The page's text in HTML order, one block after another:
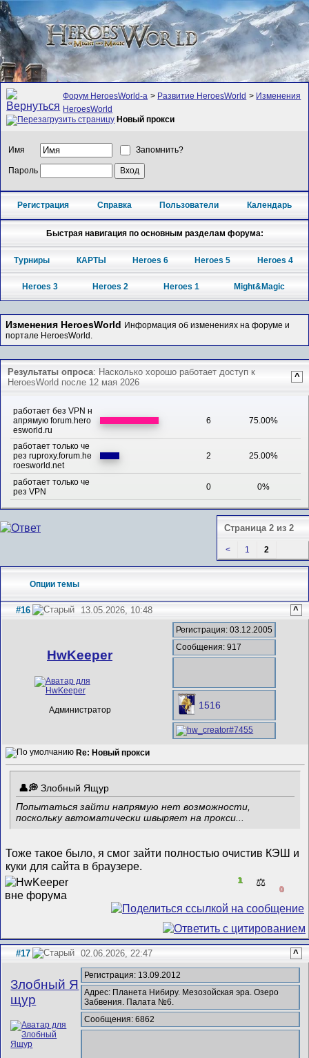
Форум HeroesWorld-а > Развитие HeroesWorld > Изменения
HeroesWorld
Новый прокси
Имя Запомнить?
Пароль
Регистрация Справка Пользователи Календарь
Быстрая навигация по основным разделам форума:
Турниры КАРТЫ Heroes 6 Heroes 5 Heroes 4
Heroes 3 Heroes 2 Heroes 1 Might&Magic
Изменения HeroesWorld Информация об изменениях на форуме и
портале HeroesWorld.
Результаты опроса: Насколько хорошо работает доступ к
HeroesWorld после 12 мая 2026
^
работает без VPN н
апрямую forum.hero
esworld.ru
6 75.00%
работает только че
рез ruproxy.forum.he
roesworld.net
2 25.00%
работает только че
рез VPN
0 0%
Страница 2 из 2
< 1 2
Опции темы
#16 13.05.2026, 10:48 ^
HwKeeper
Администратор
Регистрация: 03.12.2005
Сообщения: 917
1516
Re: Новый прокси
Злобный Ящур
Попытаться зайти напрямую нет возможности,
поскольку автоматически швыряет на прокси...
Тоже такое было, я смог зайти полностью очистив КЭШ и
куки для сайта в браузере.
1 ⚖️
0
#17 02.06.2026, 22:47 ^
Злобный Я
щур
Регистрация: 13.09.2012
Адрес: Планета Нибиру. Мезозойская эра. Озеро
Забвения. Палата №6.
Сообщения: 6862